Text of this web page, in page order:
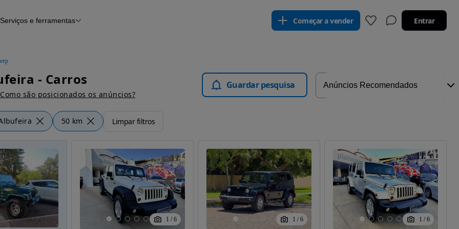
Serviços e ferramentas Começar a vender Entrar
- Carros
Como são posicionados os anúncios?
Guardar pesquisa
50 km Limpar filtros
1 / 6 1 / 6 1 / 6